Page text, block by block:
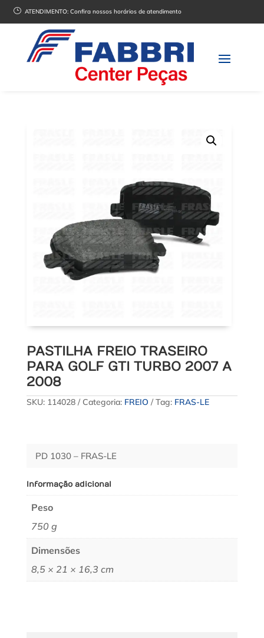
} ATENDIMENTO:Confira nossos horários de atendimento
PASTILHA FREIO TRASEIRO
PARA GOLF GTI TURBO 2007 A
2008
SKU: 114028 Categoria: FREIO Tag: FRAS-LE
PD 1030 – FRAS-LE
Informação adicional
Peso
750 g
Dimensões
8,5 × 21 × 16,3 cm